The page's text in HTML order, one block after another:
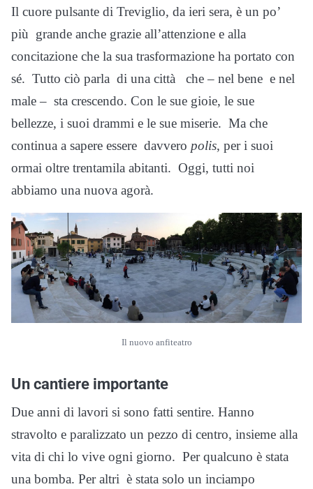
Il cuore pulsante di Treviglio, da ieri sera, è un po’
più grande anche grazie all’attenzione e alla
concitazione che la sua trasformazione ha portato con
sé. Tutto ciò parla di una città che – nel bene e nel
male – sta crescendo. Con le sue gioie, le sue
bellezze, i suoi drammi e le sue miserie. Ma che
continua a sapere essere davvero polis, per i suoi
ormai oltre trentamila abitanti. Oggi, tutti noi
abbiamo una nuova agorà.
Il nuovo anfiteatro
Un cantiere importante
Due anni di lavori si sono fatti sentire. Hanno
stravolto e paralizzato un pezzo di centro, insieme alla
vita di chi lo vive ogni giorno. Per qualcuno è stata
una bomba. Per altri è stata solo un inciampo